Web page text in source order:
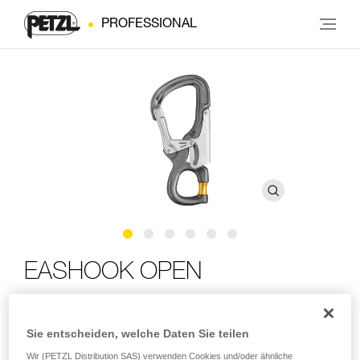
PROFESSIONAL
EASHOOK OPEN
Verbindungsöse für doppelte Verbindungsmittel und
Sie entscheiden, welche Daten Sie teilen
Wir (PETZL Distribution SAS) verwenden Cookies und/oder ähnliche